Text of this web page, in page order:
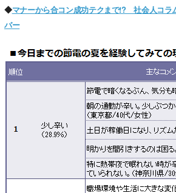
◆マナーから合コン成功テクまで!? 社会人コラ
バー